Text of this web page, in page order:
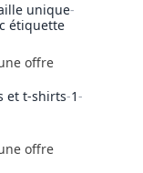
unique-
étiquette
offre
et t-shirts-1-
offre